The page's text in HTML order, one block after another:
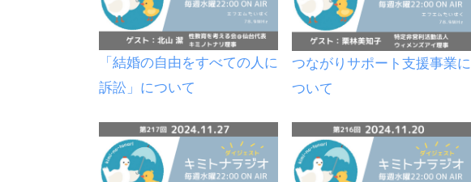
「結婚の自由をすべての人に
訴訟」について
つながりサポート支援事業に
ついて